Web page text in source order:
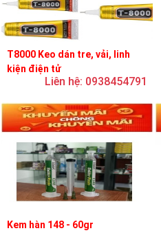
T8000 Keo dán tre, vải, linh
kiện điện tử
Liên hệ: 0938454791
Kem hàn 148 - 60gr